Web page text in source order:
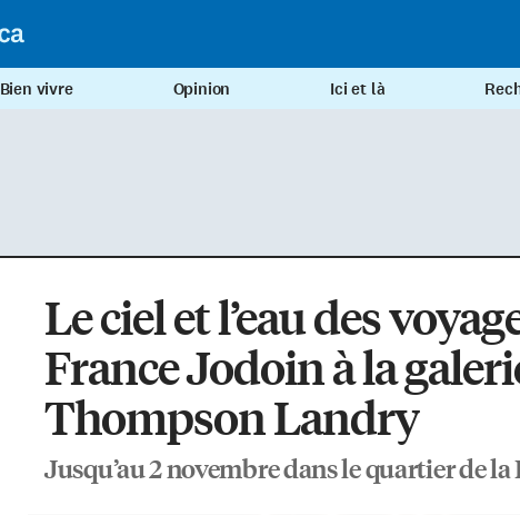
Bien vivre Opinion Ici et là
Le ciel et l’eau des
France Jodoin à la
Thompson Landry
Jusqu’au 2 novembre dans le quartier de